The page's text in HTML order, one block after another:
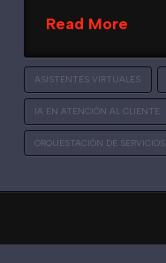
Read More
ASISTENTES VIRTUALES
IA EN ATENCIÓN AL CLIENTE
ORQUESTACIÓN DE SERVICIOS